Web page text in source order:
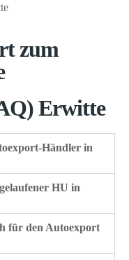
zum
Erwitte
Händler in
HU in
für den Autoexport